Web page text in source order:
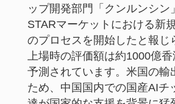
ップ開発部門「クンルンシン
STARマーケットにおける新
のプロセスを開始したと報じ
上場時の評価額は約1000億
予測されています。米国の輸
ため、中国国内での国産AIチ